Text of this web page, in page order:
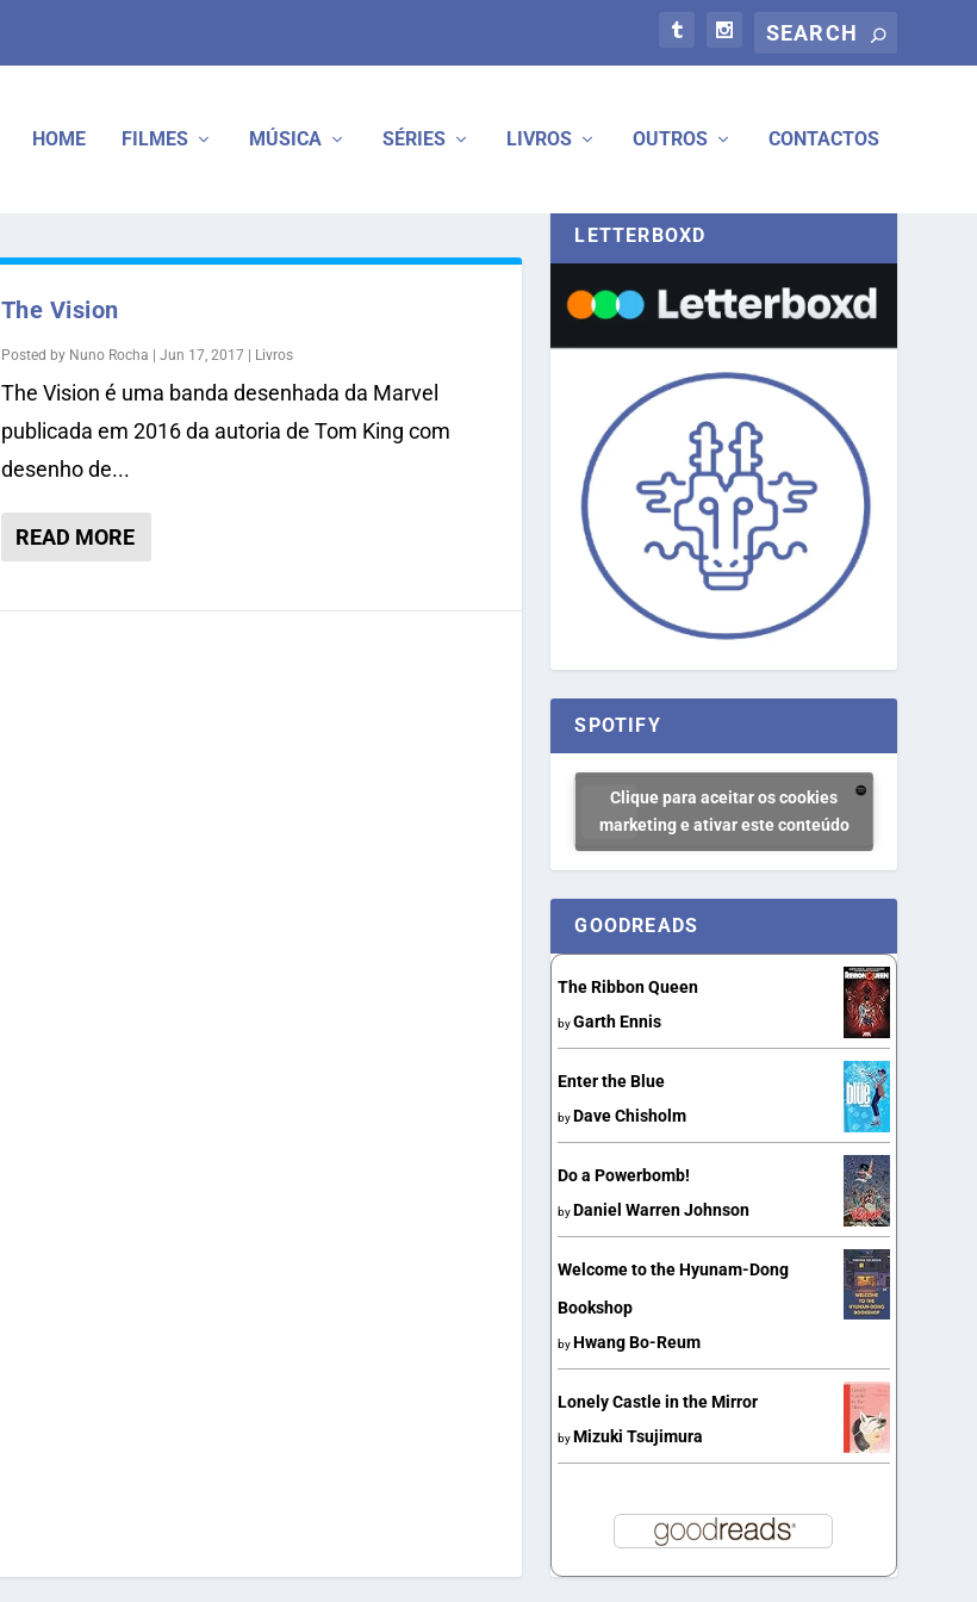
HOME FILMES MÚSICA SÉRIES LIVROS OUTROS CONTACTOS
The Vision
Posted by Nuno Rocha Jun 17, 2017| Livros
The Vision é uma banda desenhada da Marvel
publicada em 2016 da autoria de Tom King com
desenho de...
READ MORE
LETTERBOXD
SPOTIFY
Clique para aceitar os cookies
marketing e ativar este conteúdo
GOODREADS
The Ribbon Queen
byGarth Ennis
Enter the Blue
by Dave Chisholm
Do a Powerbomb!
by Daniel Warren Johnson
Welcome to the Hyunam-Dong
Bookshop
by Hwang Bo-Reum
Lonely Castle in the Mirror
by Mizuki Tsujimura